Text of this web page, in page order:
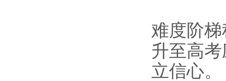
难度阶
升至高
立信心。